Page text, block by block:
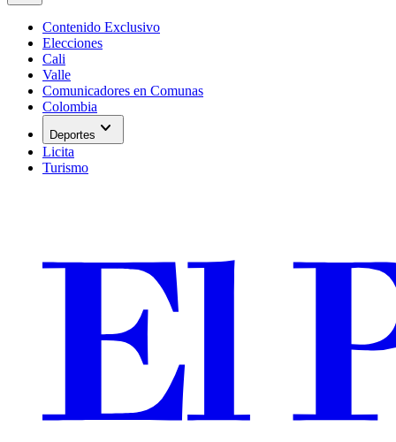
Contenido Exclusivo
Elecciones
Cali
Valle
Comunicadores en Comunas
Colombia
Deportes expand_more
Licita
Turismo